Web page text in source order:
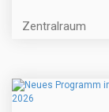
Zentralraum